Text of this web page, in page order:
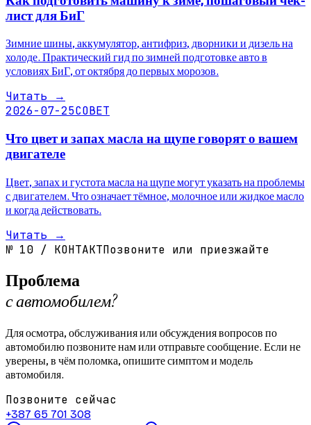
лист для БиГ
Зимние шины, аккумулятор, антифриз, дворники и дизель на
холоде. Практический гид по зимней подготовке авто в
условиях БиГ, от октября до первых морозов.
Читать →
2026-07-25СОВЕТ
Что цвет и запах масла на щупе говорят о вашем
двигателе
Цвет, запах и густота масла на щупе могут указать на проблемы
с двигателем. Что означает тёмное, молочное или жидкое масло
и когда действовать.
Читать →
№ 10 / КОНТАКТПозвоните или приезжайте
Проблема
с автомобилем?
Для осмотра, обслуживания или обсуждения вопросов по
автомобилю позвоните нам или отправьте сообщение. Если не
уверены, в чём поломка, опишите симптом и модель
автомобиля.
Позвоните сейчас
+387 65 701 308